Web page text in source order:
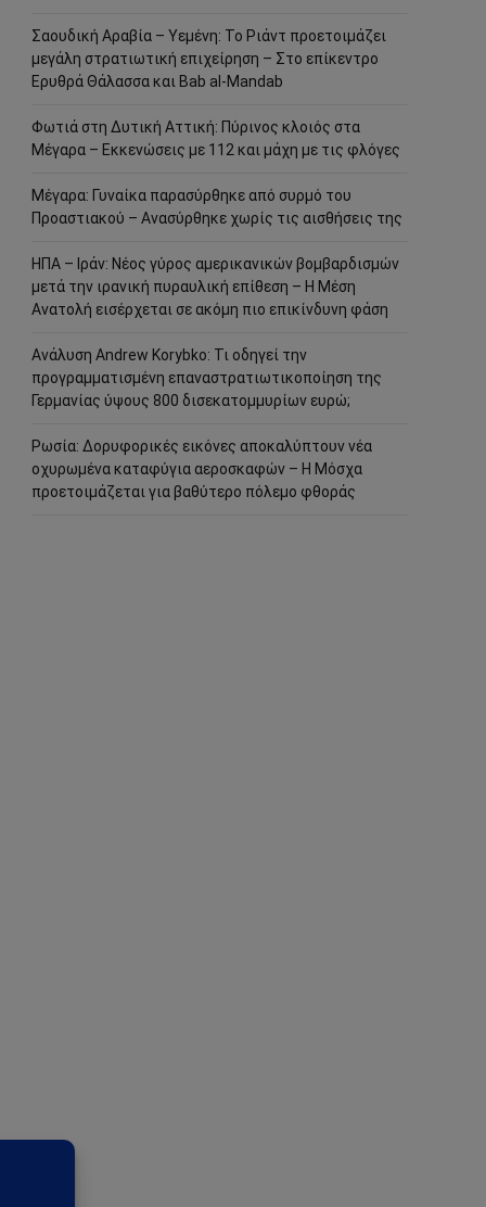
Σαουδική Αραβία – Υεμένη: Το Ριάντ προετοιμάζει
μεγάλη στρατιωτική επιχείρηση – Στο επίκεντρο
Ερυθρά Θάλασσα και Bab al-Mandab
Φωτιά στη Δυτική Αττική: Πύρινος κλοιός στα
Μέγαρα – Εκκενώσεις με 112 και μάχη με τις φλόγες
Μέγαρα: Γυναίκα παρασύρθηκε από συρμό του
Προαστιακού – Ανασύρθηκε χωρίς τις αισθήσεις της
ΗΠΑ – Ιράν: Νέος γύρος αμερικανικών βομβαρδισμών
μετά την ιρανική πυραυλική επίθεση – Η Μέση
Ανατολή εισέρχεται σε ακόμη πιο επικίνδυνη φάση
Ανάλυση Andrew Korybko: Τι οδηγεί την
προγραμματισμένη επαναστρατιωτικοποίηση της
Γερμανίας ύψους 800 δισεκατομμυρίων ευρώ;
Ρωσία: Δορυφορικές εικόνες αποκαλύπτουν νέα
οχυρωμένα καταφύγια αεροσκαφών – Η Μόσχα
προετοιμάζεται για βαθύτερο πόλεμο φθοράς